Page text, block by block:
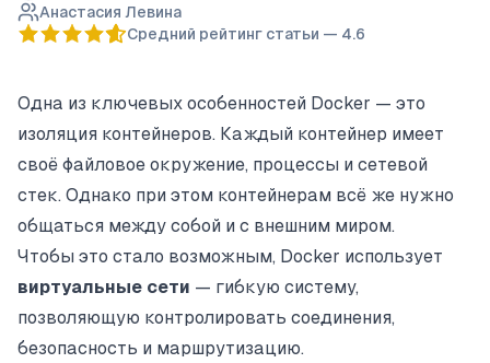
Анастасия Левина
Средний рейтинг статьи — 4.6
Одна из ключевых особенностей Docker — это
изоляция контейнеров. Каждый контейнер имеет
своё файловое окружение, процессы и сетевой
стек. Однако при этом контейнерам всё же нужно
общаться между собой и с внешним миром.
Чтобы это стало возможным, Docker использует
виртуальные сети — гибкую систему,
позволяющую контролировать соединения,
безопасность и маршрутизацию.